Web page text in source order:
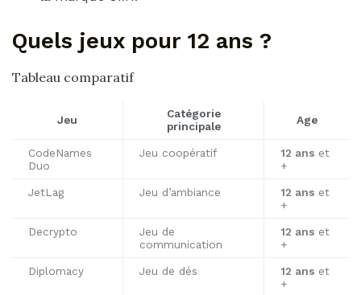
Quels jeux pour 12 ans ?
Tableau comparatif
Jeu
Catégorie
principale
Age
CodeNames
Duo
Jeu coopératif 12 ans et
+
JetLag Jeu d’ambiance 12 ans et
+
Decrypto
Jeu de
communication
12 ans et
+
Diplomacy Jeu de dés 12 ans et
+